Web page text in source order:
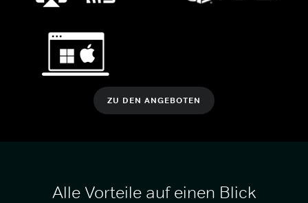
ZU DEN ANGEBOTEN
Alle Vorteile auf einen Blick